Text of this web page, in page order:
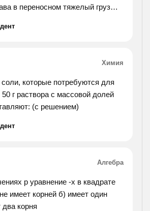
в переносном тяжелый груз
сочный 2 . к данным глаголам
мужского и среднего рода в
предложном падежах дышали ,
, любовались , стоят
Химия
которые потребуются для
50 г раствора с массовой долей
(с решением)
Алгебра
р уравнение -х в квадрате
имеет корней б) имеет один
корня